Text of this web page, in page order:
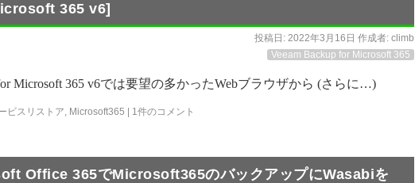
365 v6]
投稿日: 2022年3月16日 作成者: climb
Veeam Backup for Microsoft 365
Microsoft 365 v6では要望の多かったWebブラウザから (さらに…)
ビスリストア, Microsoft365 | 1件のコメント
Office 365でMicrosoft365のバックアップにWasabiを